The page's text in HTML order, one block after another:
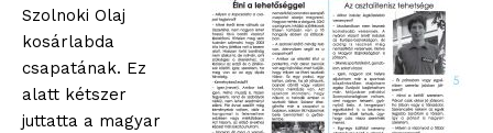
Szolnoki Olaj
kosárlabda
csapatának. Ez
alatt kétszer
juttatta a magyar